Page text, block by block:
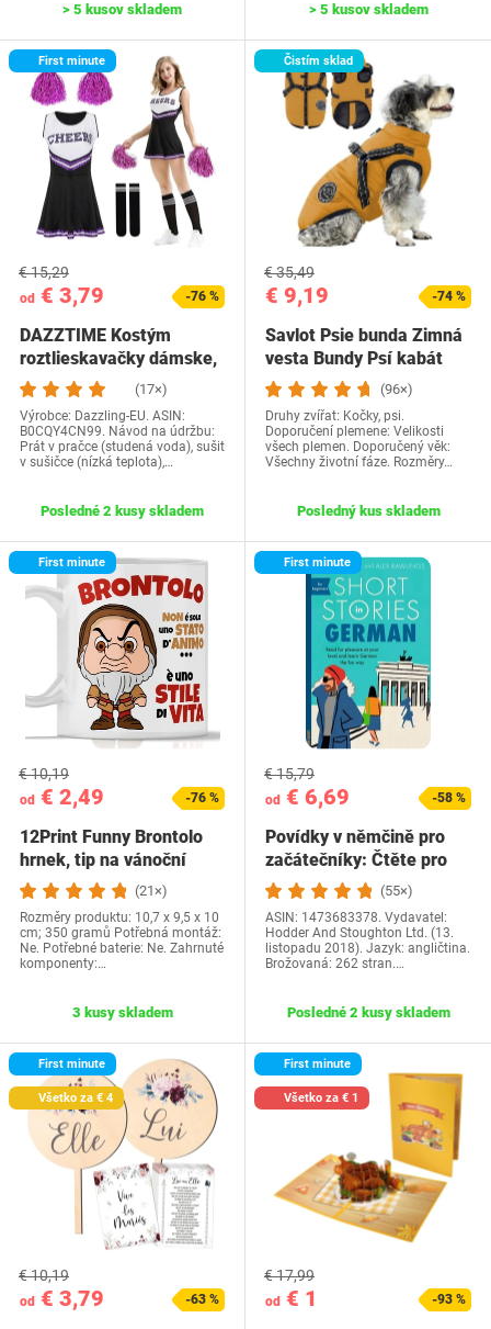
> 5 kusov skladem > 5 kusov skladem
First minute
od € 3,79
€ 15,29
-76 %
DAZZTIME Kostým
roztlieskavačky dámske,
kostým…
(17×)
Výrobce: Dazzling-EU. ASIN:
B0CQY4CN99. Návod na údržbu:
Prát v pračce (studená voda), sušit
v sušičce (nízká teplota),…
Posledné 2 kusy skladem
Čistím sklad
€ 9,19
€ 35,49
-74 %
Savlot Psie bunda Zimná
vesta Bundy Psí kabát
Psí sveter…
(96×)
Druhy zvířat: Kočky, psi.
Doporučení plemene: Velikosti
všech plemen. Doporučený věk:
Všechny životní fáze. Rozměry…
Posledný kus skladem
First minute
od € 2,49
€ 10,19
-76 %
12Print Funny Brontolo
hrnek, tip na vánoční
dárek a…
(21×)
Rozměry produktu: 10,7 x 9,5 x 10
cm; 350 gramů Potřebná montáž:
Ne. Potřebné baterie: Ne. Zahrnuté
komponenty:…
3 kusy skladem
First minute
od € 6,69
€ 15,79
-58 %
Povídky v němčině pro
začátečníky: Čtěte pro
radost na své…(55×)
ASIN: 1473683378. Vydavatel:
Hodder And Stoughton Ltd. (13.
listopadu 2018). Jazyk: angličtina.
Brožovaná: 262 stran.…
Posledné 2 kusy skladem
First minute
Všetko za € 4
od € 3,79
€ 10,19
-63 %
First minute
Všetko za € 1
od € 1
€ 17,99
-93 %